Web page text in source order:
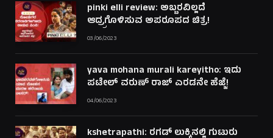
pinki elli review: ಅಬ್ಬರವಿಲ್ಲದೆ
ಆದ್ರ್ರಗೊಳಿಸುವ ಅಪರೂಪದ ಚಿತ್ರ!
03/06/2023
yava mohana murali kareyitho: ಇದು
ಪಟೇಲ್ ವರುಣ್ ರಾಜ್ ಎರಡನೇ ಹೆಜ್ಜೆ!
04/06/2023
kshetrapathi: ರಗಡ್ ಲುಕ್ಕಿನಲ್ಲಿ ಗುಟುರು